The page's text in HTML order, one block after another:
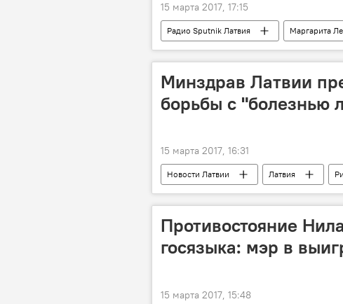
15 марта 2017, 17:15
Радио Sputnik Латвия Маргарита
Марс
Минздрав Латвии
борьбы с "болезнью
15 марта 2017, 16:31
Новости Латвии Латвия
водопроводная вода
"болезнь
Противостояние
госязыка: мэр в
15 марта 2017, 15:48